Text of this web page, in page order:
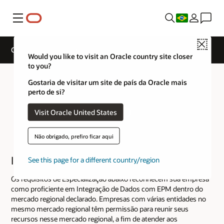
Menu
Close
Would you like to visit an Oracle country site closer
to you?
Gostaria de visitar um site de país da Oracle mais
perto de si?
Visit Oracle United States
Não obrigado, prefiro ficar aqui
See this page for a different country/region
Cloud Service Track Expertise
Integração de Dados
Os requisitos de Especialização abaixo reconhecem sua empresa
como proficiente em Integração de Dados com EPM dentro do
mercado regional declarado. Empresas com várias entidades no
mesmo mercado regional têm permissão para reunir seus
recursos nesse mercado regional, a fim de atender aos